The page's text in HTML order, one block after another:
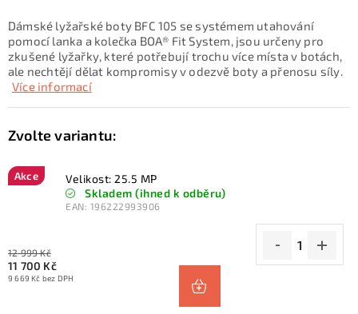
Dámské lyžařské boty BFC 105 se systémem utahování
pomocí lanka a kolečka BOA® Fit System, jsou určeny pro
zkušené lyžařky, které potřebují trochu více místa v botách,
ale nechtějí dělat kompromisy v odezvě boty a přenosu síly.
Více informací
Akce
Velikost: 25.5 MP
Skladem (ihned k odběru)
EAN: 196222993906
12 999 Kč
11 700 Kč
9 669 Kč bez DPH